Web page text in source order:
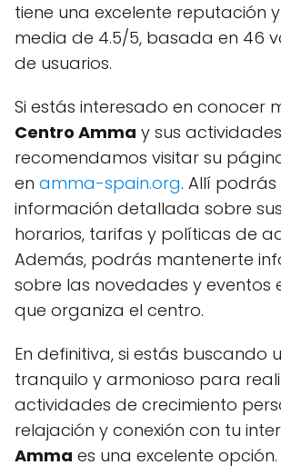
tiene una excelente reputación
media de 4.5/5, basada en 46
de usuarios.
Si estás interesado en conocer
Centro Amma y sus
recomendamos visitar su
en amma-spain.org. Allí
información detallada sobre
horarios, tarifas y políticas de
Además, podrás mantenerte
sobre las novedades y eventos
que organiza el centro.
En definitiva, si estás buscando
tranquilo y armonioso para
actividades de crecimiento
relajación y conexión con tu
Amma es una excelente